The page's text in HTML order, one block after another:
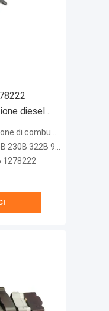
diesel
924F
per escavatore
322B 924F
1278222